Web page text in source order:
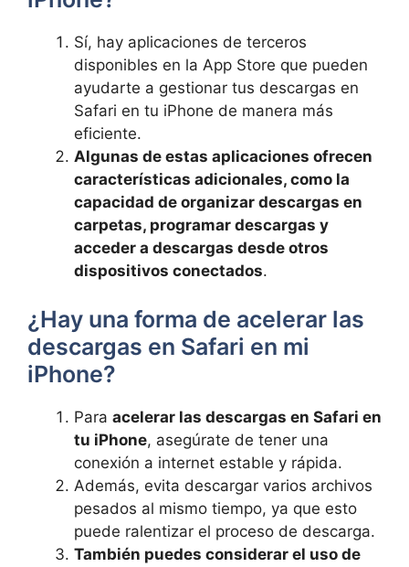
Sí, hay aplicaciones de terceros
disponibles en la App ⁢Store que⁣ pueden
‍ayudarte a gestionar tus descargas en
Safari en tu iPhone de manera más
⁤eficiente.
Algunas de estas aplicaciones ofrecen
⁢características adicionales, como ⁢la
capacidad de organizar descargas en⁤
carpetas, programar descargas‌ y
acceder a ​descargas desde otros
dispositivos conectados.
¿Hay una forma ​de⁤ acelerar⁤ las ​
descargas en Safari en mi
iPhone?
Para acelerar las descargas en Safari en
‍tu iPhone, asegúrate ‍de tener una
conexión a internet​ estable y rápida.
Además, evita descargar varios archivos‍
pesados al ⁣mismo tiempo, ‌ya⁣ que esto⁤
puede ralentizar el proceso de descarga.
También puedes considerar el ⁣uso de⁤